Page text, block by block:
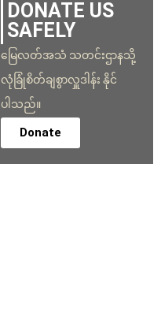
DONATE US
SAFELY
မြေလတ်အသံ သတင်းဌာနသို့
လုံခြုံစိတ်ချစွာလှူဒါန်း နိုင်
ပါသည်။
Donate